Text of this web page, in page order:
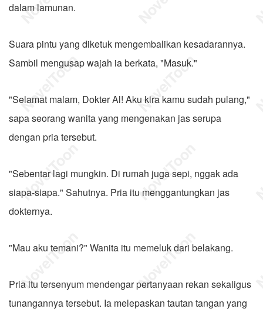
dalam lamunan.
Suara pintu yang diketuk mengembalikan kesadarannya.
Sambil mengusap wajah ia berkata, "Masuk."
"Selamat malam, Dokter Al! Aku kira kamu sudah pulang,"
sapa seorang wanita yang mengenakan jas serupa
dengan pria tersebut.
"Sebentar lagi mungkin. Di rumah juga sepi, nggak ada
siapa-siapa." Sahutnya. Pria itu menggantungkan jas
dokternya.
"Mau aku temani?" Wanita itu memeluk dari belakang.
Pria itu tersenyum mendengar pertanyaan rekan sekaligus
tunangannya tersebut. Ia melepaskan tautan tangan yang